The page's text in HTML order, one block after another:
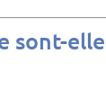
sont-